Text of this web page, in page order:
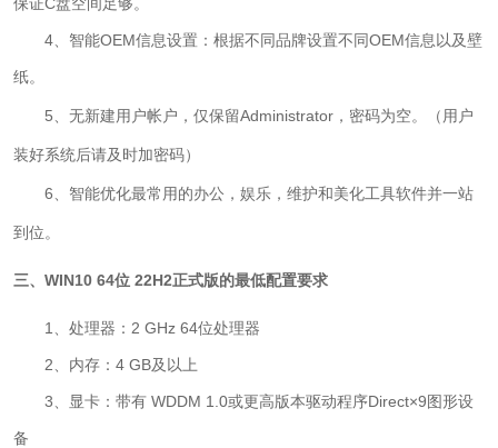
保证C盘空间足够。
4、智能OEM信息设置：根据不同品牌设置不同OEM信息以及壁
纸。
5、无新建用户帐户，仅保留Administrator，密码为空。（用户
装好系统后请及时加密码）
6、 智能优化最常用的办公，娱乐，维护和美化工具软件并一站
到位。
三、WIN10 64位 22H2正式版的最低配置要求
1、处理器：2 GHz 64位处理器
2、内存：4 GB及以上
3、显卡：带有 WDDM 1.0或更高版本驱动程序Direct×9图形设
备